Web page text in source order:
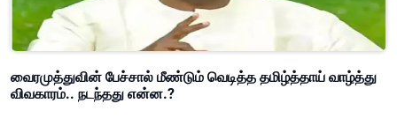
வைரமுத்துவின் பேச்சால் மீண்டும் வெடித்த தமிழ்த்தாய் வாழ்த்து
விவகாரம்.. நடந்தது என்ன.?